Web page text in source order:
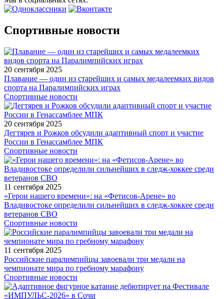
Спортивные новости
20 сентября 2025
Плавание — один из старейших и самых медалеемких видов
спорта на Паралимпийских играх
Спортивные новости
20 сентября 2025
Дегтярев и Рожков обсудили адаптивный спорт и участие
России в Генассамблее МПК
Спортивные новости
11 сентября 2025
«Герои нашего времени»: на «Фетисов-Арене» во
Владивостоке определили сильнейших в следж-хоккее среди
ветеранов СВО
Спортивные новости
11 сентября 2025
Российские паралимпийцы завоевали три медали на
чемпионате мира по гребному марафону
Спортивные новости